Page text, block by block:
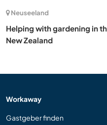
Neuseeland
Helping with gardening in
New Zealand
Workaway
Gastgeber finden